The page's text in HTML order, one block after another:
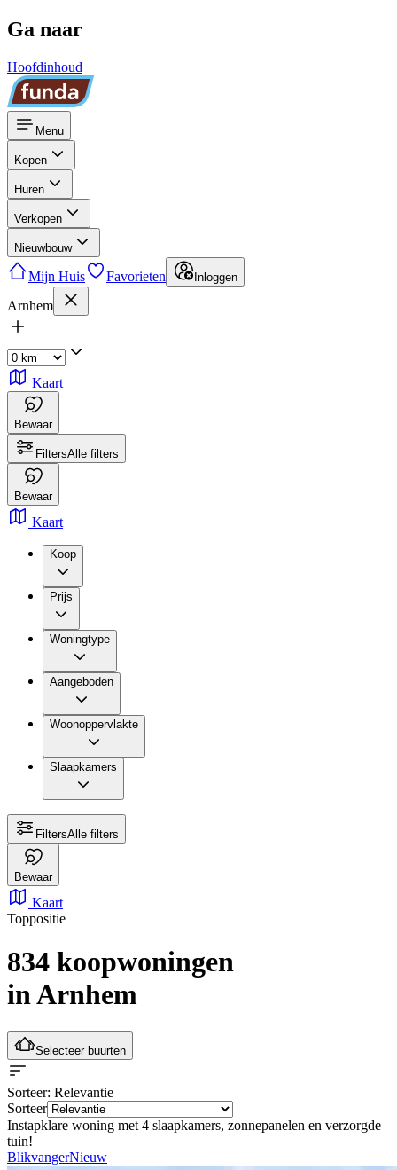
Ga naar
Hoofdinhoud
Menu
Kopen
Huren
Verkopen
Nieuwbouw
Mijn Huis Favorieten Inloggen
Arnhem
Kaart
Bewaar
FiltersAlle filters
Bewaar
Kaart
Koop
Prijs
Woningtype
Aangeboden
Woonoppervlakte
Slaapkamers
FiltersAlle filters
Bewaar
Kaart
Toppositie
834 koopwoningen
in Arnhem
Selecteer buurten
Sorteer: Relevantie
Sorteer
Instapklare woning met 4 slaapkamers, zonnepanelen en verzorgde
tuin!
BlikvangerNieuw